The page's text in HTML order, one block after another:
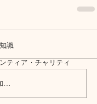
識
ティア・チャリティ
…